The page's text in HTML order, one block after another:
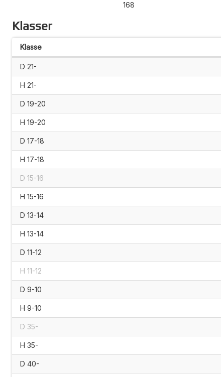
168
Klasser
Klasse
D 21-
H 21-
D 19-20
H 19-20
D 17-18
H 17-18
D 15-16
H 15-16
D 13-14
H 13-14
D 11-12
H 11-12
D 9-10
H 9-10
D 35-
H 35-
D 40-